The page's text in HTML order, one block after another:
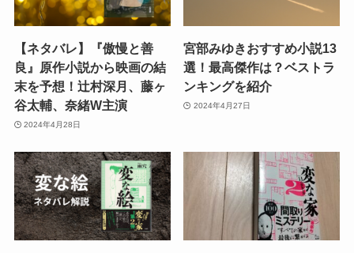
【ネタバレ】『傲慢と善
良』原作小説から映画の結
末を予想！辻村深月、藤ヶ
谷太輔、奈緒W主演
2024年4月28日
宮部みゆきおすすめ小説13
選！最高傑作は？ベストラ
ンキングを紹介
2024年4月27日